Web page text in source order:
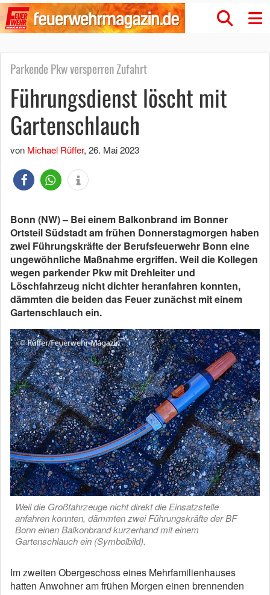
Parkende Pkw versperren Zufahrt
Führungsdienst löscht mit
Gartenschlauch
von Michael Rüffer, 26. Mai 2023
Bonn (NW) – Bei einem Balkonbrand im Bonner
Ortsteil Südstadt am frühen Donnerstagmorgen haben
zwei Führungskräfte der Berufsfeuerwehr Bonn eine
ungewöhnliche Maßnahme ergriffen. Weil die Kollegen
wegen parkender Pkw mit Drehleiter und
Löschfahrzeug nicht dichter heranfahren konnten,
dämmten die beiden das Feuer zunächst mit einem
Gartenschlauch ein.
Weil die Großfahrzeuge nicht direkt die Einsatzstelle
anfahren konnten, dämmten zwei Führungskräfte der BF
Bonn einen Balkonbrand kurzerhand mit einem
Gartenschlauch ein (Symbolbild).
Im zweiten Obergeschoss eines Mehrfamilienhauses
hatten Anwohner am frühen Morgen einen brennenden